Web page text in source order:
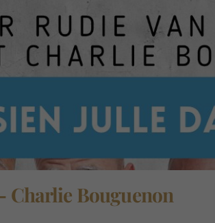
Charlie Bouguenon